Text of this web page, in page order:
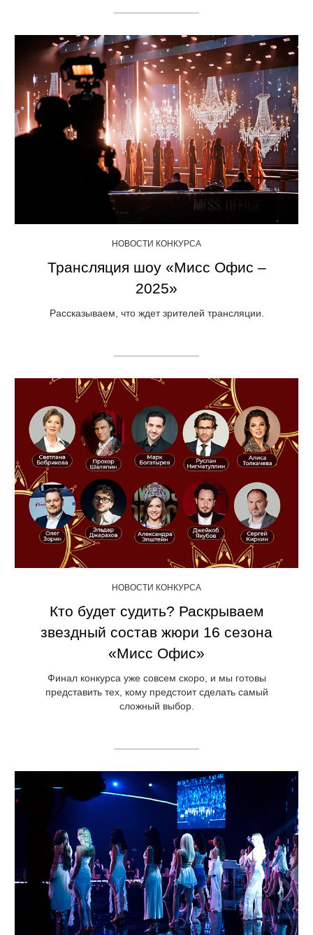
НОВОСТИ КОНКУРСА
Трансляция шоу «Мисс Офис –
2025»
Рассказываем, что ждет зрителей трансляции.
НОВОСТИ КОНКУРСА
Кто будет судить? Раскрываем
звездный состав жюри 16 сезона
«Мисс Офис»
Финал конкурса уже совсем скоро, и мы готовы
представить тех, кому предстоит сделать самый
сложный выбор.